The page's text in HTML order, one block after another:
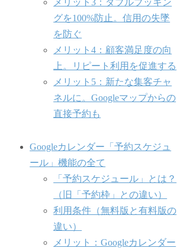
メリット3：ダブルブッキン
グを100%防止。信用の失墜
を防ぐ
メリット4：顧客満足度の向
上。リピート利用を促進する
メリット5：新たな集客チャ
ネルに。Googleマップからの
直接予約も
Googleカレンダー「予約スケジュ
ール」機能の全て
「予約スケジュール」とは？
（旧「予約枠」との違い）
利用条件（無料版と有料版の
違い）
メリット：Googleカレンダー